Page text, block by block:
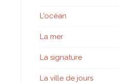
L'océan
La mer
La signature
La ville de jours